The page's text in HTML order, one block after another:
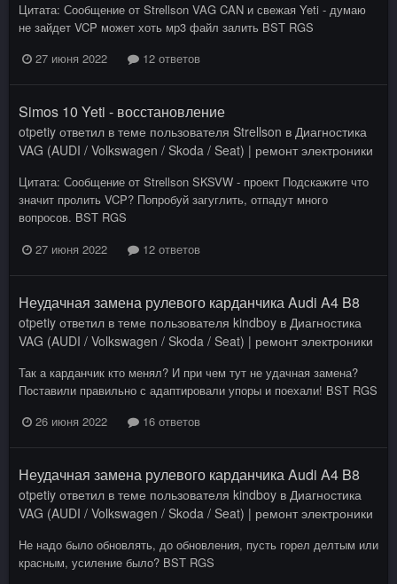
Цитата: Сообщение от Strellson VAG CAN и свежая Yeti - думаю
не зайдет VCP может хоть мр3 файл залить BST RGS
27 июня 2022
12 ответов
Simos 10 Yeti - восстановление
otpetiy ответил в теме пользователя Strellson в Диагностика
VAG (AUDI / Volkswagen / Skoda / Seat) | ремонт электроники
Цитата: Сообщение от Strellson SKSVW - проект Подскажите что
значит пролить VCP? Попробуй загуглить, отпадут много
вопросов. BST RGS
27 июня 2022
12 ответов
Неудачная замена рулевого карданчика Audi A4 B8
otpetiy ответил в теме пользователя kindboy в Диагностика
VAG (AUDI / Volkswagen / Skoda / Seat) | ремонт электроники
Так а карданчик кто менял? И при чем тут не удачная замена?
Поставили правильно с адаптировали упоры и поехали! BST RGS
26 июня 2022
16 ответов
Неудачная замена рулевого карданчика Audi A4 B8
otpetiy ответил в теме пользователя kindboy в Диагностика
VAG (AUDI / Volkswagen / Skoda / Seat) | ремонт электроники
Не надо было обновлять, до обновления, пусть горел делтым или
красным, усиление было? BST RGS